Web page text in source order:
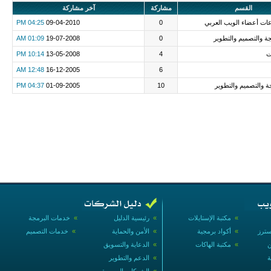
القسم مشاركة
آخر مشاركة
أعضاء الويب العربي 0
09-04-2010
04:25 PM
والتصميم والتطوير 0
19-07-2008
01:09 AM
4
13-05-2008
10:14 PM
6
16-12-2005
12:48 AM
والتصميم والتطوير 10
01-09-2005
04:37 PM
» خدمات البرمجة » رئيسية الدليل
» خدمات التصميم » الأمن والحماية
» الدعاية والتسويق
» الدعم والتطوير
» مكتبة الإستايلات
» أكواد برمجية
» مكتبة الهاكات